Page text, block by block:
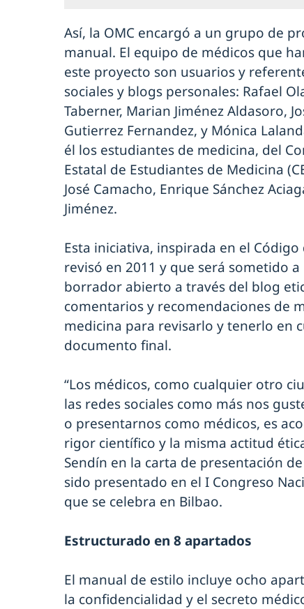
Así, la OMC encargó a un grupo de
manual. El equipo de médicos que
este proyecto son usuarios y
sociales y blogs personales: Rafael
Taberner, Marian Jiménez Aldasoro,
Gutierrez Fernandez, y Mónica
él los estudiantes de medicina, del
Estatal de Estudiantes de Medicina
José Camacho, Enrique Sánchez
Jiménez.
Esta iniciativa, inspirada en el
revisó en 2011 y que será sometido
borrador abierto a través del blog
comentarios y recomendaciones de
medicina para revisarlo y tenerlo en
documento final.
“Los médicos, como cualquier otro
las redes sociales como más nos
o presentarnos como médicos, es
rigor científico y la misma actitud
Sendín en la carta de presentación
sido presentado en el I Congreso
que se celebra en Bilbao.
Estructurado en 8 apartados
El manual de estilo incluye ocho
la confidencialidad y el secreto